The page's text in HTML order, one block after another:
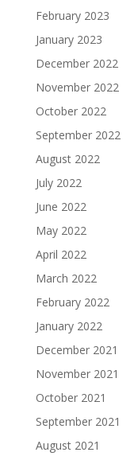
February 2023
January 2023
December 2022
November 2022
October 2022
September 2022
August 2022
July 2022
June 2022
May 2022
April 2022
March 2022
February 2022
January 2022
December 2021
November 2021
October 2021
September 2021
August 2021